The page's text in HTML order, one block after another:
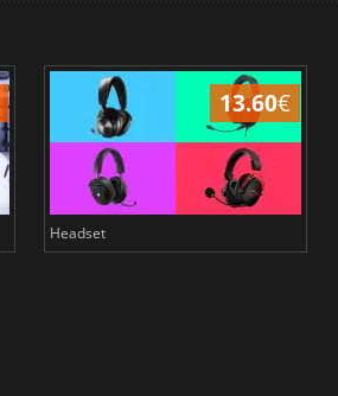
13.60€
Headset